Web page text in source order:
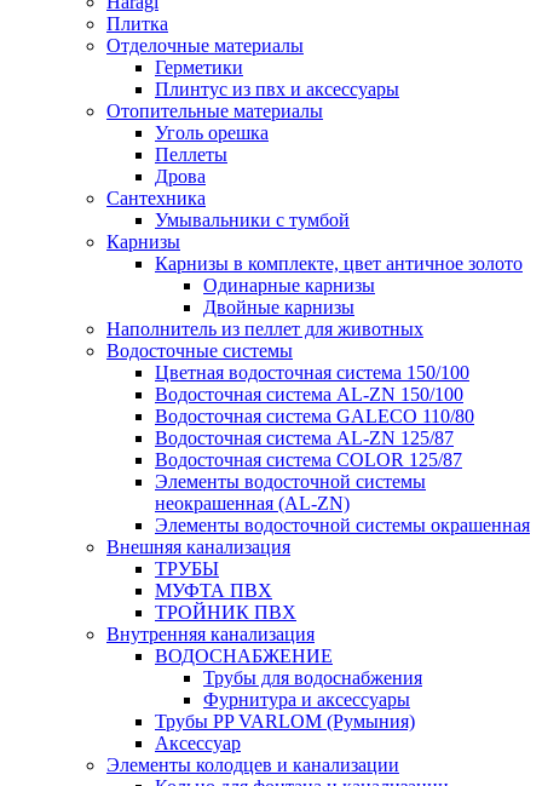
Плитка
Отделочные материалы
Герметики
Плинтус из пвх и аксессуары
Отопительные материалы
Уголь орешка
Пеллеты
Дрова
Сантехника
Умывальники с тумбой
Карнизы
Карнизы в комплекте, цвет античное золото
Одинарные карнизы
Двойные карнизы
Наполнитель из пеллет для животных
Водосточные системы
Цветная водосточная система 150/100
Водосточная система AL-ZN 150/100
Водосточная система GALECO 110/80
Водосточная система AL-ZN 125/87
Водосточная система COLOR 125/87
Элементы водосточной системы
неокрашенная (AL-ZN)
Элементы водосточной системы окрашенная
Внешняя канализация
ТРУБЫ
МУФТА ПВХ
ТРОЙНИК ПВХ
Внутренняя канализация
ВОДОСНАБЖЕНИЕ
Трубы для водоснабжения
Фурнитура и аксессуары
Трубы PP VARLOM (Румыния)
Аксессуар
Элементы колодцев и канализации